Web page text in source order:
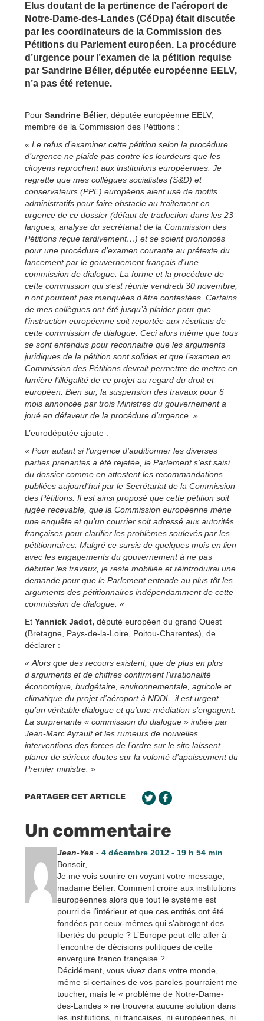
Elus doutant de la pertinence de l’aéroport de
Notre-Dame-des-Landes (CéDpa) était discutée
par les coordinateurs de la Commission des
Pétitions du Parlement européen. La procédure
d’urgence pour l’examen de la pétition requise
par Sandrine Bélier, députée européenne EELV,
n’a pas été retenue.
Pour Sandrine Bélier, députée européenne EELV,
membre de la Commission des Pétitions :
« Le refus d’examiner cette pétition selon la procédure
d’urgence ne plaide pas contre les lourdeurs que les
citoyens reprochent aux institutions européennes. Je
regrette que mes collègues socialistes (S&D) et
conservateurs (PPE) européens aient usé de motifs
administratifs pour faire obstacle au traitement en
urgence de ce dossier (défaut de traduction dans les 23
langues, analyse du secrétariat de la Commission des
Pétitions reçue tardivement…) et se soient prononcés
pour une procédure d’examen courante au prétexte du
lancement par le gouvernement français d’une
commission de dialogue. La forme et la procédure de
cette commission qui s’est réunie vendredi 30 novembre,
n’ont pourtant pas manquées d’être contestées. Certains
de mes collègues ont été jusqu’à plaider pour que
l’instruction européenne soit reportée aux résultats de
cette commission de dialogue. Ceci alors même que tous
se sont entendus pour reconnaitre que les arguments
juridiques de la pétition sont solides et que l’examen en
Commission des Pétitions devrait permettre de mettre en
lumière l’illégalité de ce projet au regard du droit et
européen. Bien sur, la suspension des travaux pour 6
mois annoncée par trois Ministres du gouvernement a
joué en défaveur de la procédure d’urgence. »
L’eurodéputée ajoute :
« Pour autant si l’urgence d’auditionner les diverses
parties prenantes a été rejetée, le Parlement s’est saisi
du dossier comme en attestent les recommandations
publiées aujourd’hui par le Secrétariat de la Commission
des Pétitions. Il est ainsi proposé que cette pétition soit
jugée recevable, que la Commission européenne mène
une enquête et qu’un courrier soit adressé aux autorités
françaises pour clarifier les problèmes soulevés par les
pétitionnaires. Malgré ce sursis de quelques mois en lien
avec les engagements du gouvernement à ne pas
débuter les travaux, je reste mobiliée et réintroduirai une
demande pour que le Parlement entende au plus tôt les
arguments des pétitionnaires indépendamment de cette
commission de dialogue. «
Et Yannick Jadot, député européen du grand Ouest
(Bretagne, Pays-de-la-Loire, Poitou-Charentes), de
déclarer :
« Alors que des recours existent, que de plus en plus
d’arguments et de chiffres confirment l’irrationalité
économique, budgétaire, environnementale, agricole et
climatique du projet d’aéroport à NDDL, il est urgent
qu’un véritable dialogue et qu’une médiation s’engagent.
La surprenante « commission du dialogue » initiée par
Jean-Marc Ayrault et les rumeurs de nouvelles
interventions des forces de l’ordre sur le site laissent
planer de sérieux doutes sur la volonté d’apaissement du
Premier ministre. »
PARTAGER CET ARTICLE
Un commentaire
Jean-Yes- 4 décembre 2012 - 19 h 54 min
Bonsoir,
Je me vois sourire en voyant votre message,
madame Bélier. Comment croire aux institutions
européennes alors que tout le système est
pourri de l’intérieur et que ces entités ont été
fondées par ceux-mêmes qui s’abrogent des
libertés du peuple ? L’Europe peut-elle aller à
l’encontre de décisions politiques de cette
envergure franco française ?
Décidément, vous vivez dans votre monde,
même si certaines de vos paroles pourraient me
toucher, mais le « problème de Notre-Dame-
des-Landes » ne trouvera aucune solution dans
les institutions, ni françaises, ni européennes, ni